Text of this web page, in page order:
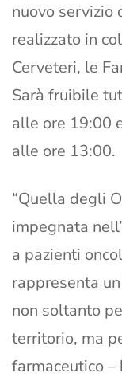
nuovo servizio
realizzato in
Cerveteri, le
Sarà fruibile
alle ore 19:00
alle ore 13:00.
“Quella degli
impegnata
a pazienti
rappresenta
non soltanto
territorio, ma
farmaceutico –